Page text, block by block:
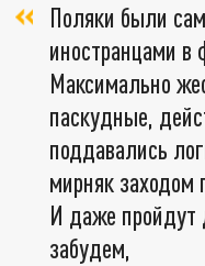
Поляки были
иностранцами в
Максимально
паскудные,
поддавались
мирняк заходом
И даже пройдут
забудем,